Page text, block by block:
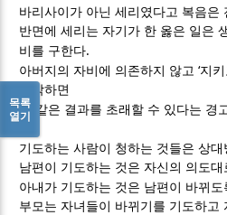
바리사이가 아닌 세리였다고 복음은
반면에 세리는 자기가 한 옳은 일은
비를 구한다.
아버지의 자비에 의존하지 않고‘지
생각하면
그 같은 결과를 초래할 수 있다는 경
기도하는 사람이 청하는 것들은 상
남편이 기도하는 것은 자신의 의도
아내가 기도하는 것은 남편이 바뀌도
부모는 자녀들이 바뀌기를 기도하고
목록
열기